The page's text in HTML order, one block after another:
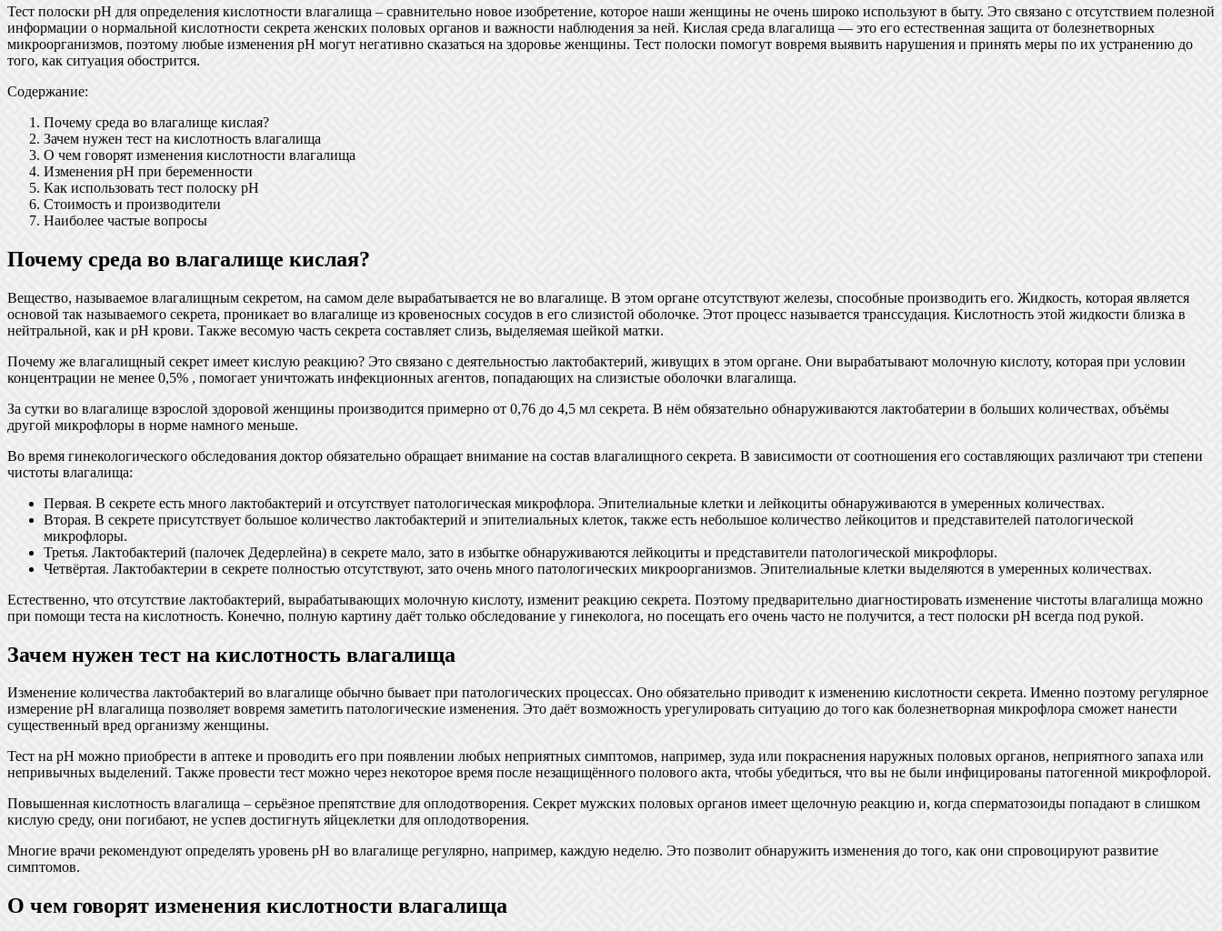
Тест полоски pH для определения кислотности влагалища – сравнительно новое изобретение, которое наши женщины не очень широко используют в быту. Это связано с отсутствием полезной
информации о нормальной кислотности секрета женских половых органов и важности наблюдения за ней. Кислая среда влагалища — это его естественная защита от болезнетворных
микроорганизмов, поэтому любые изменения pH могут негативно сказаться на здоровье женщины. Тест полоски помогут вовремя выявить нарушения и принять меры по их устранению до
того, как ситуация обострится.
Содержание:
Почему среда во влагалище кислая?
Зачем нужен тест на кислотность влагалища
О чем говорят изменения кислотности влагалища
Изменения pH при беременности
Как использовать тест полоску pH
Стоимость и производители
Наиболее частые вопросы
Почему среда во влагалище кислая?
Вещество, называемое влагалищным секретом, на самом деле вырабатывается не во влагалище. В этом органе отсутствуют железы, способные производить его. Жидкость, которая является
основой так называемого секрета, проникает во влагалище из кровеносных сосудов в его слизистой оболочке. Этот процесс называется транссудация. Кислотность этой жидкости близка в
нейтральной, как и pH крови. Также весомую часть секрета составляет слизь, выделяемая шейкой матки.
Почему же влагалищный секрет имеет кислую реакцию? Это связано с деятельностью лактобактерий, живущих в этом органе. Они вырабатывают молочную кислоту, которая при условии
концентрации не менее 0,5% , помогает уничтожать инфекционных агентов, попадающих на слизистые оболочки влагалища.
За сутки во влагалище взрослой здоровой женщины производится примерно от 0,76 до 4,5 мл секрета. В нём обязательно обнаруживаются лактобатерии в больших количествах, объёмы
другой микрофлоры в норме намного меньше.
Во время гинекологического обследования доктор обязательно обращает внимание на состав влагалищного секрета. В зависимости от соотношения его составляющих различают три степени
чистоты влагалища:
Первая. В секрете есть много лактобактерий и отсутствует патологическая микрофлора. Эпителиальные клетки и лейкоциты обнаруживаются в умеренных количествах.
Вторая. В секрете присутствует большое количество лактобактерий и эпителиальных клеток, также есть небольшое количество лейкоцитов и представителей патологической
микрофлоры.
Третья. Лактобактерий (палочек Дедерлейна) в секрете мало, зато в избытке обнаруживаются лейкоциты и представители патологической микрофлоры.
Четвёртая. Лактобактерии в секрете полностью отсутствуют, зато очень много патологических микроорганизмов. Эпителиальные клетки выделяются в умеренных количествах.
Естественно, что отсутствие лактобактерий, вырабатывающих молочную кислоту, изменит реакцию секрета. Поэтому предварительно диагностировать изменение чистоты влагалища можно
при помощи теста на кислотность. Конечно, полную картину даёт только обследование у гинеколога, но посещать его очень часто не получится, а тест полоски pH всегда под рукой.
Зачем нужен тест на кислотность влагалища
Изменение количества лактобактерий во влагалище обычно бывает при патологических процессах. Оно обязательно приводит к изменению кислотности секрета. Именно поэтому регулярное
измерение pH влагалища позволяет вовремя заметить патологические изменения. Это даёт возможность урегулировать ситуацию до того как болезнетворная микрофлора сможет нанести
существенный вред организму женщины.
Тест на pH можно приобрести в аптеке и проводить его при появлении любых неприятных симптомов, например, зуда или покраснения наружных половых органов, неприятного запаха или
непривычных выделений. Также провести тест можно через некоторое время после незащищённого полового акта, чтобы убедиться, что вы не были инфицированы патогенной микрофлорой.
Повышенная кислотность влагалища – серьёзное препятствие для оплодотворения. Секрет мужских половых органов имеет щелочную реакцию и, когда сперматозоиды попадают в слишком
кислую среду, они погибают, не успев достигнуть яйцеклетки для оплодотворения.
Многие врачи рекомендуют определять уровень pH во влагалище регулярно, например, каждую неделю. Это позволит обнаружить изменения до того, как они спровоцируют развитие
симптомов.
О чем говорят изменения кислотности влагалища